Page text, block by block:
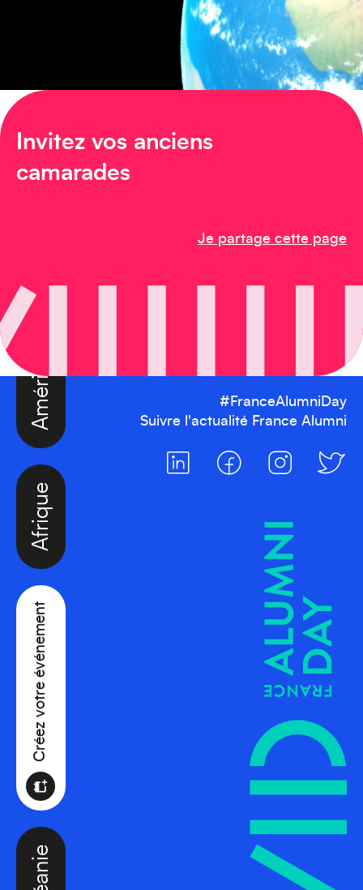
Invitez vos anciens
camarades
Je partage cette page
Océanie
Créez votre événement
Afrique
Amérique du Nord
Amérique du Sud
#FranceAlumniDay
Suivre l'actualité France Alumni